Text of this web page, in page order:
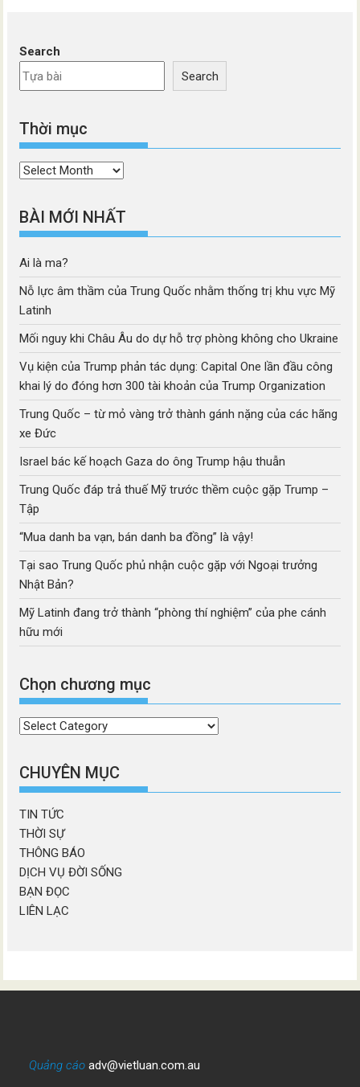
Search
Search
Thời mục
Thời
BÀI MỚI NHẤT
Ai là ma?
Nỗ lực âm thầm của Trung Quốc nhằm thống trị khu vực Mỹ
Latinh
Mối nguy khi Châu Âu do dự hỗ trợ phòng không cho Ukraine
Vụ kiện của Trump phản tác dụng: Capital One lần đầu công
khai lý do đóng hơn 300 tài khoản của Trump Organization
Trung Quốc – từ mỏ vàng trở thành gánh nặng của các hãng
xe Đức
Israel bác kế hoạch Gaza do ông Trump hậu thuẫn
Trung Quốc đáp trả thuế Mỹ trước thềm cuộc gặp Trump –
Tập
“Mua danh ba vạn, bán danh ba đồng” là vậy!
Tại sao Trung Quốc phủ nhận cuộc gặp với Ngoại trưởng
Nhật Bản?
Mỹ Latinh đang trở thành “phòng thí nghiệm” của phe cánh
hữu mới
Chọn chương mục
Chọn
mục
CHUYÊN MỤC
TIN TỨC
THỜI SỰ
THÔNG BÁO
DỊCH VỤ ĐỜI SỐNG
BẠN ĐỌC
LIÊN LẠC
Quảng cáo adv@vietluan.com.au